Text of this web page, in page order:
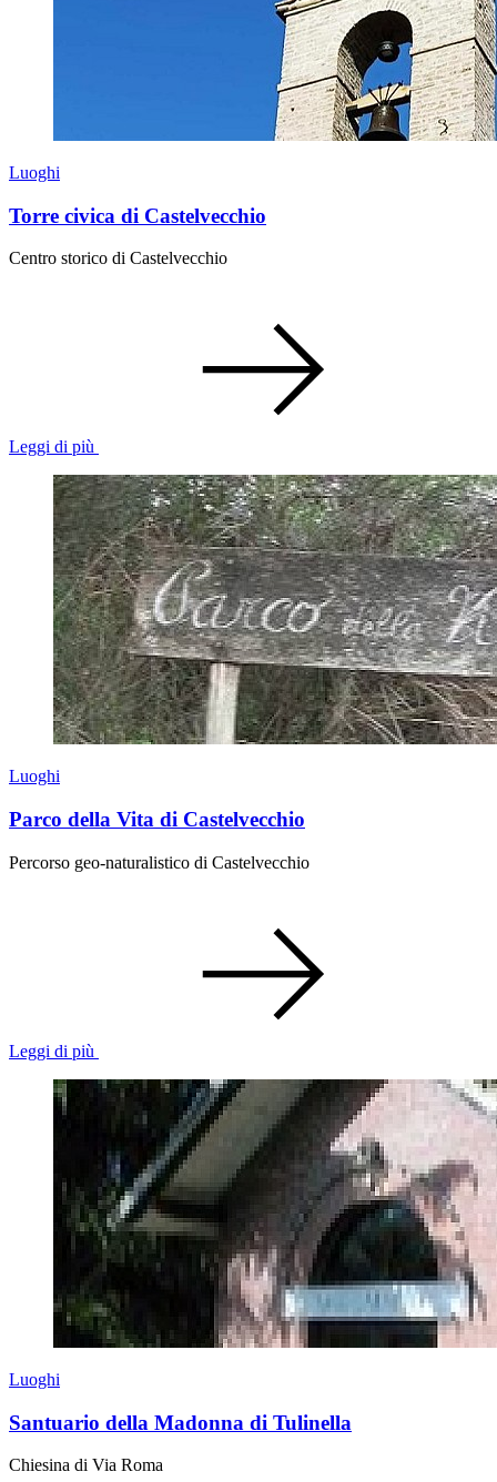
Luoghi
Torre civica di Castelvecchio
Centro storico di Castelvecchio
Leggi di più
Luoghi
Parco della Vita di Castelvecchio
Percorso geo-naturalistico di Castelvecchio
Leggi di più
Luoghi
Santuario della Madonna di Tulinella
Chiesina di Via Roma